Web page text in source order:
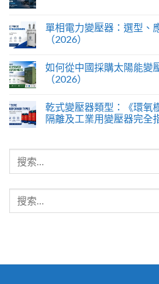
單相電力變壓器：選型、
（2026）
如何從中國採購太陽能變
（2026）
乾式變壓器類型：《環氧
隔離及工業用變壓器完全